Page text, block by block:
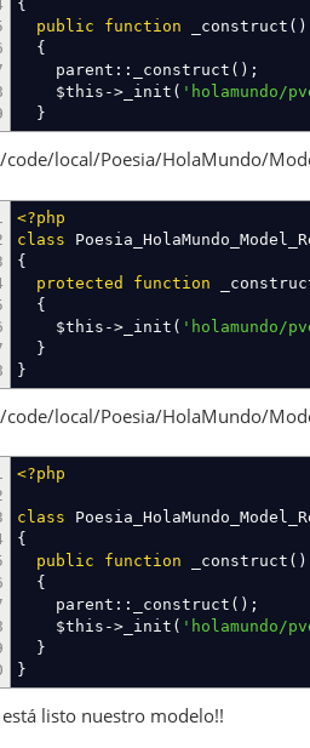
{
public
function _construct ( )
{
parent :: _construct ( ) ;
$this -> _init ( 'holamundo/
}
code/local/Poesia/HolaMundo/
<?php
class
{
protected
function
{
$this -> _init ( 'holamundo/
}
}
code/local/Poesia/HolaMundo/
<?php
class
{
public
function _construct ( )
{
parent :: _construct ( ) ;
$this -> _init ( 'holamundo/
}
}
está listo nuestro modelo!!